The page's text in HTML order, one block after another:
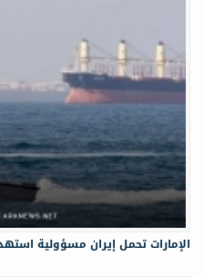
الإمارات تحمل إيران مسؤولية